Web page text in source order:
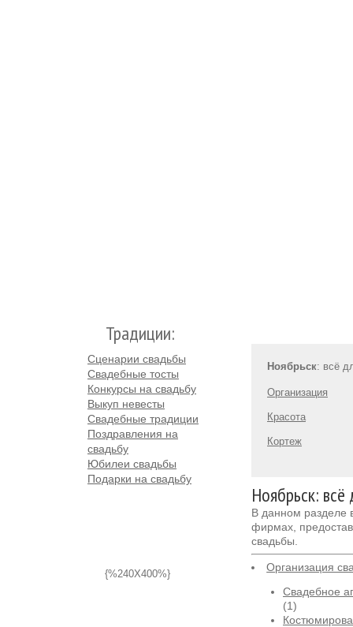
Традиции:
Сценарии свадьбы
Свадебные тосты
Конкурсы на свадьбу
Выкуп невесты
Свадебные традиции
Поздравления на
свадьбу
Юбилеи свадьбы
Подарки на свадьбу
{%240X400%}
Ноябрьск: всё
Организация
Красота
Кортеж
Ноябрьск:
В данном разделе
фирмах,
свадьбы.
Организация
Свадебное
(1)